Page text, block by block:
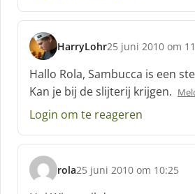
f
HarryLohr
s
c
h
r
e
f
25 juni 2010 om
Hallo Rola, Sambucca is een
Kan je bij de slijterij krijgen.
Login om te reageren
rola
s
c
25 juni 2010 om 10:25